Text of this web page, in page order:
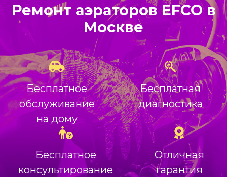
Ремонт аэраторов EFCO в
Москве
Бесплатное
обслуживание
на дому
Бесплатная
диагностика
Бесплатное
консультирование
Отличная
гарантия